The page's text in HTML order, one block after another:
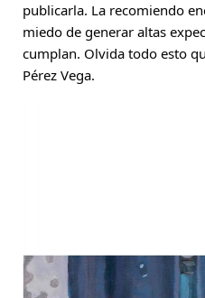
publicarla. La recomiendo
miedo de generar altas
cumplan. Olvida todo esto
Pérez Vega.